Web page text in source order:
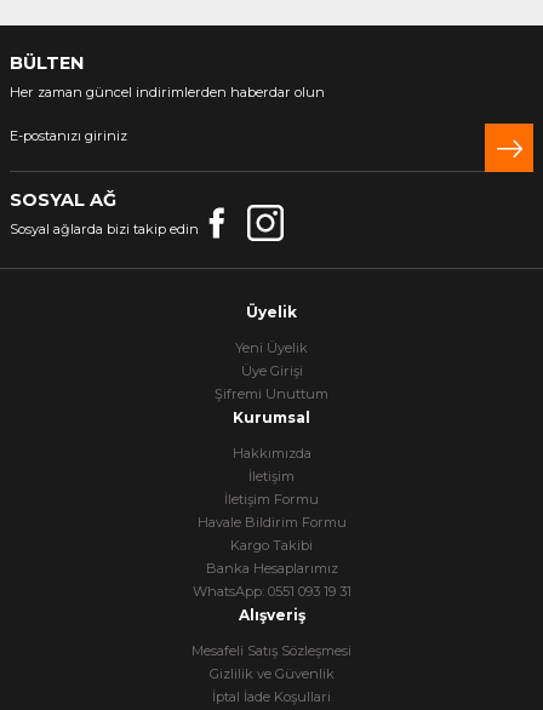
BÜLTEN
Her zaman güncel indirimlerden haberdar olun
SOSYAL AĞ
Sosyal ağlarda bizi takip edin
Üyelik
Yeni Üyelik
Üye Girişi
Şifremi Unuttum
Kurumsal
Hakkımızda
İletişim
İletişim Formu
Havale Bildirim Formu
Kargo Takibi
Banka Hesaplarımız
WhatsApp: 0551 093 19 31
Alışveriş
Mesafeli Satış Sözleşmesi
Gizlilik ve Güvenlik
İptal İade Koşullari